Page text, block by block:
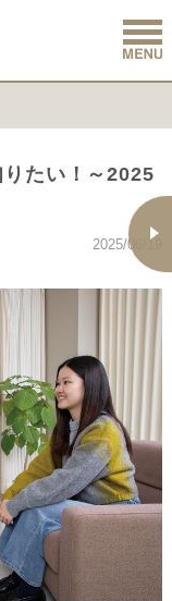
新百合ヶ
りたい！～2025
2025/06/19